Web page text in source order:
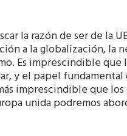
la razón de ser de la
a la globalización, la
Es imprescindible
y el papel
imprescindible que
unida podremos